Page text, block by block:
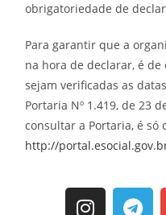
obrigatoriedade de
Para garantir que a
na hora de declarar, é
sejam verificadas as
Portaria Nº 1.419, de 23
consultar a Portaria, é só
http://